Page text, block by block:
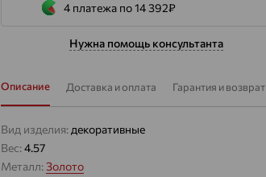
4 платежа по 14 392₽
Нужна помощь консультанта
Описание Доставка и оплата Гарантия и возврат
Вид изделия: декоративные
Вес:4.57
Металл:Золото